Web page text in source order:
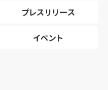
プレスリリース
イベント